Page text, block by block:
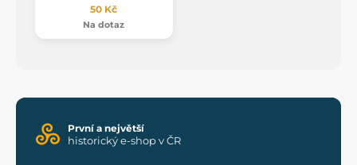
50 Kč
Na dotaz
První a největší
historický e-shop v ČR